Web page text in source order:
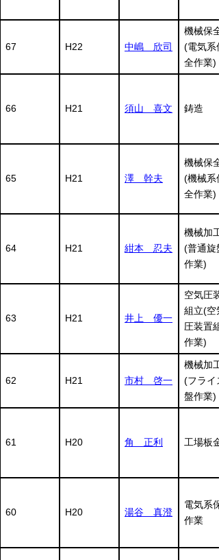
67 H22 中嶋 欣司
機械保全
(電気系
全作業)
66 H21 須山 喜文 鋳造
65 H21 澤 幹夫
機械保全
(機械系
全作業)
64 H21 紺本 忍夫
機械加工
(普通旋
作業)
63 H21 井上 優一
空気圧
組立(空
圧装置
作業)
62 H21 市村 啓一
機械加工
(フライ
盤作業)
61 H20 角 正利 工場板金
60 H20 湯谷 真澄
電気系
作業